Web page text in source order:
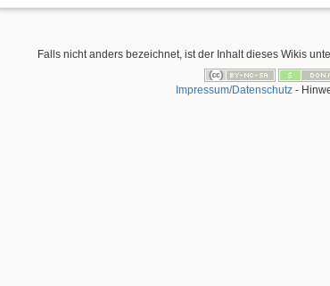
Falls nicht anders bezeichnet, ist der Inhalt dieses Wikis
Impressum/Datenschutz -